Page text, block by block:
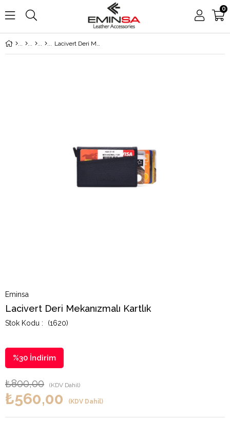
0
Lacivert Deri Mekanızmalı Kartlık
Eminsa
Lacivert Deri Mekanızmalı Kartlık
(1620)
%30 İndirim
₺800,00 (KDV Dahil)
₺560,00 (KDV Dahil)